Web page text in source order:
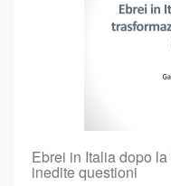
Ebrei in Italia dopo
inedite questioni